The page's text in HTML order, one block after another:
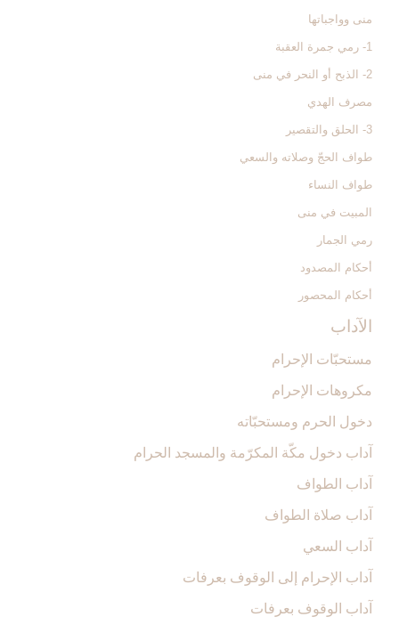
منى وواجباتها
1- رمي جمرة العقبة
2- الذبح أو النحر في منى
مصرف الهدي
3- الحلق والتقصير
طواف الحجّ وصلاته والسعي‏
طواف النساء
المبيت في منى‏
رمي الجمار
أحكام المصدود
أحكام المحصور
الآداب‏
مستحبّات الإحرام
مكروهات الإحرام‏
دخول الحرم ومستحبّاته‏
آداب دخول مكّة المكرّمة والمسجد الحرام‏
آداب الطواف‏
آداب صلاة الطواف‏
آداب السعي‏
آداب الإحرام إلى الوقوف بعرفات‏
آداب الوقوف بعرفات‏